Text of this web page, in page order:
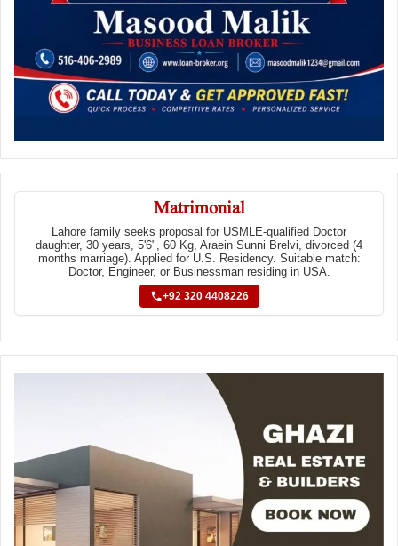
Matrimonial
Lahore family seeks proposal for USMLE-qualified Doctor
daughter, 30 years, 5'6", 60 Kg, Araein Sunni Brelvi, divorced (4
months marriage). Applied for U.S. Residency. Suitable match:
Doctor, Engineer, or Businessman residing in USA.
+92 320 4408226